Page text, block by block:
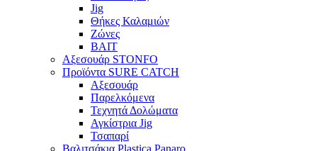
Jig
Θήκες Καλαμιών
Ζώνες
BAIT
Αξεσουάρ STONFO
Προϊόντα SURE CATCH
Αξεσουάρ
Παρελκόμενα
Τεχνητά Δολώματα
Αγκίστρια Jig
Τσαπαρί
Βαλιτσάκια Plastica Panaro